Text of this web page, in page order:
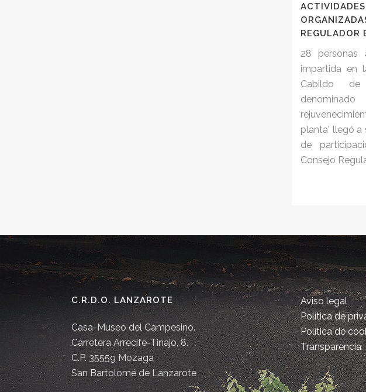
REGULADOR
28 personas
impartida en
Cabildo
planta' llegó a
de
Consejo
C.R.D.O. LANZAROTE
Casa-Museo del Campesino.
Carretera Arrecife-Tinajo, 8.
C.P. 35559 Mozaga
San Bartolomé de Lanzarote
Aviso legal
Política de
Política de
Transparencia